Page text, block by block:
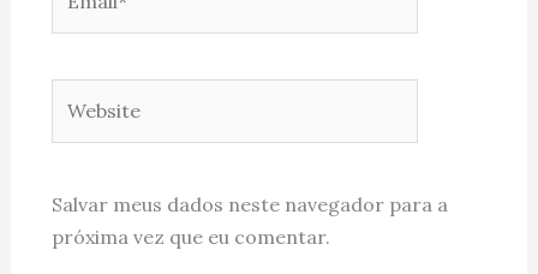
Salvar meus dados neste navegador para a
próxima vez que eu comentar.